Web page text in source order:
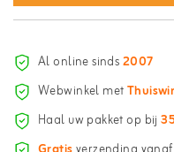
Al online sinds2007
Webwinkel met
Haal uw pakket op bij